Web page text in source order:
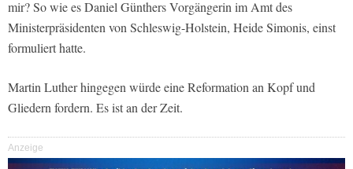
mir? So wie es Daniel Günthers Vorgängerin im Amt des
Ministerpräsidenten von Schleswig-Holstein, Heide Simonis, einst
formuliert hatte.
Martin Luther hingegen würde eine Reformation an Kopf und
Gliedern fordern. Es ist an der Zeit.
Anzeige